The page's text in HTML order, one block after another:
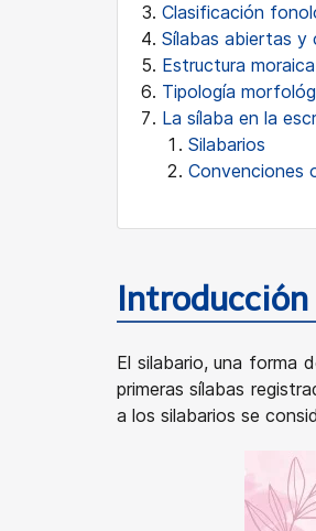
Clasificación
Sílabas abiertas y
Estructura moraica
Tipología
La sílaba en la
Silabarios
Convenciones
Introducción
El silabario, una forma
primeras sílabas
a los silabarios se